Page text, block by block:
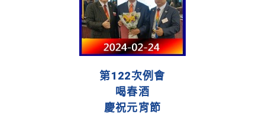
第122次例會
喝春酒
慶祝元宵節